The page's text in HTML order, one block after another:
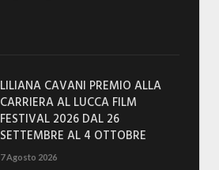
LILIANA CAVANI PREMIO ALLA
CARRIERA AL LUCCA FILM
FESTIVAL 2026 DAL 26
SETTEMBRE AL 4 OTTOBRE
7 Agosto 2026